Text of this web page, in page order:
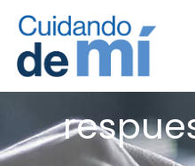
Site Logo
de